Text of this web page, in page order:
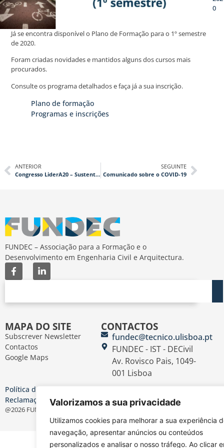
Valorizamos a sua privacidade
Utilizamos cookies para melhorar a sua experiência
navegação, apresentar anúncios ou conteúdos
personalizados e analisar o nosso tráfego. Ao clicar
0
Já se encontra disponível o Plano de Formação para o 1º semestre
de 2020.
Foram criadas novidades e mantidos alguns dos cursos mais
procurados.
Consulte os programa detalhados e faça já a sua inscrição.
Plano de formação
Programas e inscrições
ANTERIOR
Congresso LiderA20 – Sustentabilidade ambiental na construção para todos
SEGUINTE
Comunicado sobre o COVID-19
FUNDEC – Associação para a Formação e o
Desenvolvimento em Engenharia Civil e Arquitectura.
MAPA DO SITE
Subscrever Newsletter
Contactos
Google Maps
CONTACTOS
fundec@tecnico.ulisboa.pt
FUNDEC - IST - DECivil
Av. Rovisco Pais, 1049-
001 Lisboa
Política de Privacidade
Reclamações
|Termos e Condições
@2026 FUNDEC